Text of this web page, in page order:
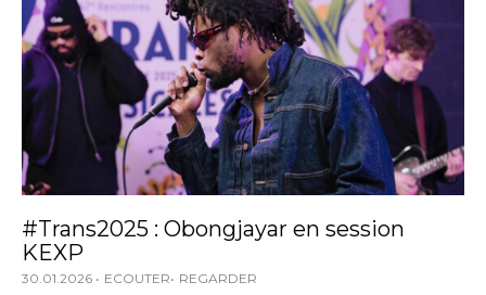
#Trans2025 : Obongjayar en session
KEXP
30.01.2026 ECOUTER REGARDER